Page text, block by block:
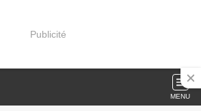
Publicité
MENU